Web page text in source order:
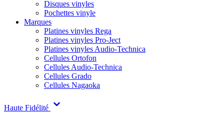
Disques vinyles
Pochettes vinyle
Marques
Platines vinyles Rega
Platines vinyles Pro-Ject
Platines vinyles Audio-Technica
Cellules Ortofon
Cellules Audio-Technica
Cellules Grado
Cellules Nagaoka
Haute Fidélité